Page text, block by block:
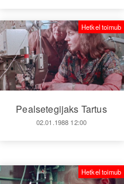
Pealsetegijaks Tartus
02.01.1988 12:00
Hetkel toimub
Hetkel toimub